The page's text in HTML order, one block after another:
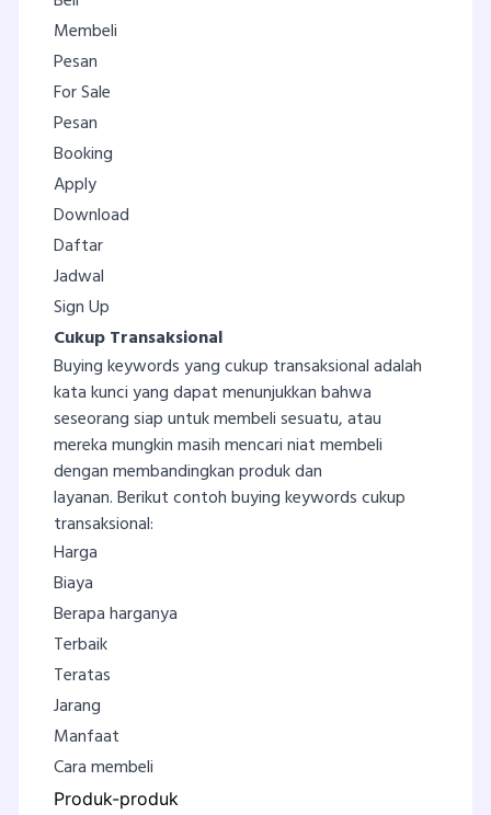
Membeli
Pesan
For Sale
Pesan
Booking
Apply
Download
Daftar
Jadwal
Sign Up
Cukup Transaksional
Buying keywords yang cukup transaksional adalah
kata kunci yang dapat menunjukkan bahwa
seseorang siap untuk membeli sesuatu, atau
mereka mungkin masih mencari niat membeli
dengan membandingkan produk dan
layanan. Berikut contoh buying keywords cukup
transaksional:
Harga
Biaya
Berapa harganya
Terbaik
Teratas
Jarang
Manfaat
Cara membeli
Produk-produk